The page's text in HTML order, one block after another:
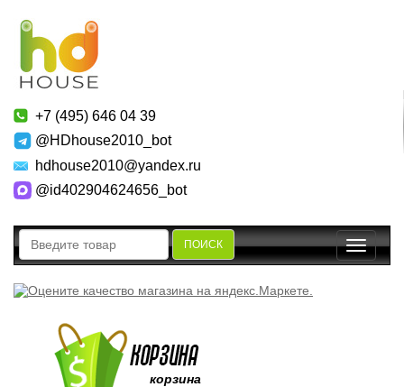
+7 (495) 646 04 39
@HDhouse2010_bot
hdhouse2010@yandex.ru
@id402904624656_bot
ПОИСК
Toggle
корзина